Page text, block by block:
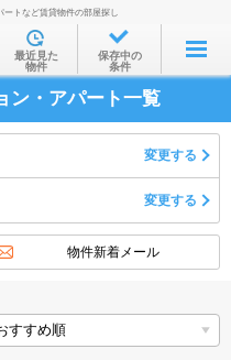
す
・駅から
ら
集から
会社から
トなど賃貸物件の部屋探し
最近見た
物件
保存中の
条件
ン・アパート一覧
変更する
変更する
物件新着メール